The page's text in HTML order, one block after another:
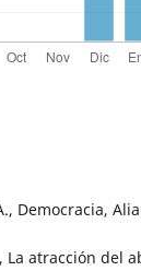
Democracia,
La atracción del